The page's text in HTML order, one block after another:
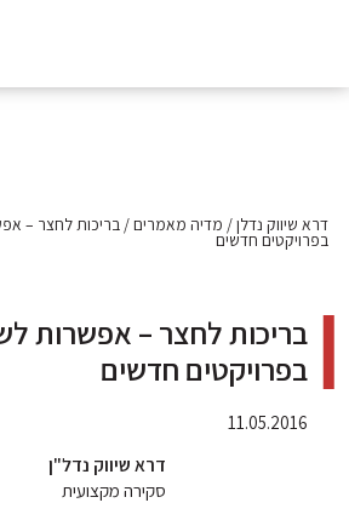
דרא שיווק נדלן/ מדיה מאמרים/ בריכות לחצר –
בפרויקטים חדשים
בריכות לחצר – אפשרות
בפרויקטים חדשים
11.05.2016
דרא שיווק נדל"ן
סקירה מקצועית